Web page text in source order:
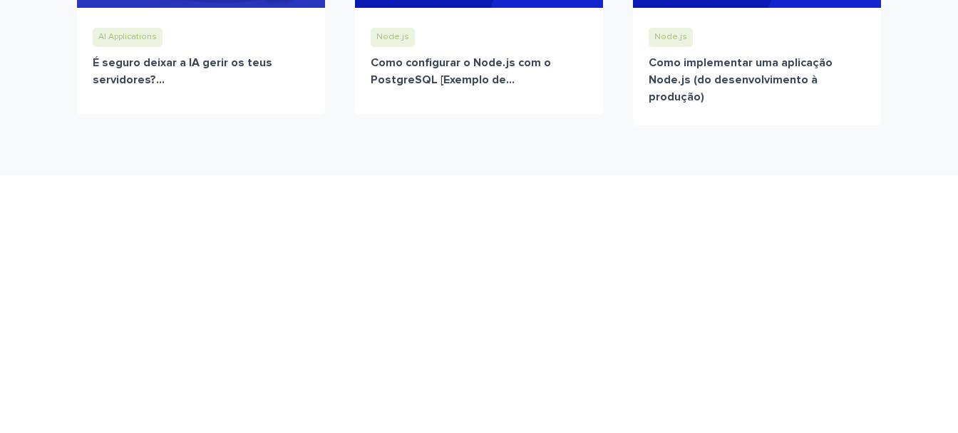
AI Applications
É seguro deixar a IA gerir os teus
servidores?...
Node.js
Como configurar o Node.js com o
PostgreSQL [Exemplo de...
Node.js
Como implementar uma aplicação
Node.js (do desenvolvimento à
produção)